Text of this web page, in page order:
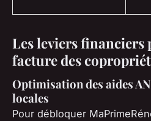
Les leviers financiers
facture des
Optimisation des aides
locales
Pour débloquer